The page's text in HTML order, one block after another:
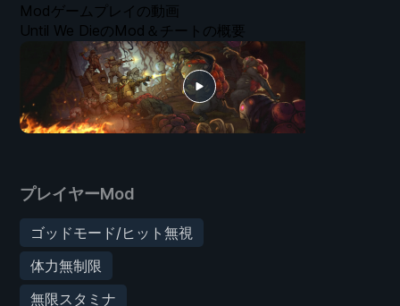
プレイヤーMod
ゴッドモード/ヒット無視
体力無制限
無限スタミナ
Modゲームプレイの動画
Until We DieのMod＆チートの概要